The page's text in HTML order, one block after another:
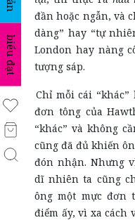
biểu đạt
đần hoặc ngẫn, và
dàng” hay “tự
London hay nàng
tượng sáp.
Chỉ mỗi cái
đơn tông của
“khác” và không
cũng đã đủ khiến
đón nhận. Nhưng
dĩ nhiên ta cũng
ông một mực đơn
điểm ấy, vì xa